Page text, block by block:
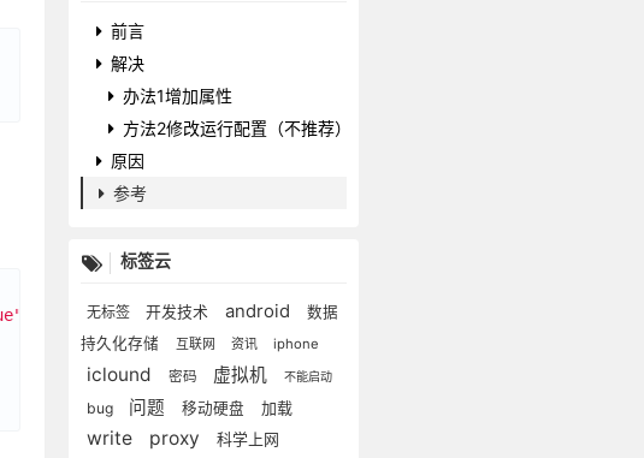
前言
解决
办法1增加属性
方法2修改运行配置（不推荐）
原因
参考
标签云
无标签 开发技术 android
数据
持久化存储
互联网 资讯 iphone
iclound 密码 虚拟机 不能启动
bug 问题 移动硬盘 加载
write proxy 科学上网